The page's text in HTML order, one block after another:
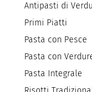
Antipasti di
Primi Piatti
Pasta con Pesce
Pasta con
Pasta Integrale